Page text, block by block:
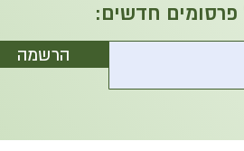
פרסומים חדשים:
הרשמה